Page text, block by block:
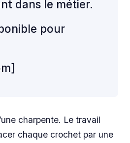
dans le métier.
pour
charpente. Le travail
chaque crochet par une